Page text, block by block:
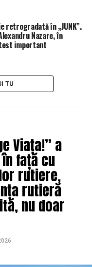
protecţia
retrogradată în „JUNK”.
Nazare, în
important
TU
Viața!” a
față cu
rutiere,
rutieră
nu doar